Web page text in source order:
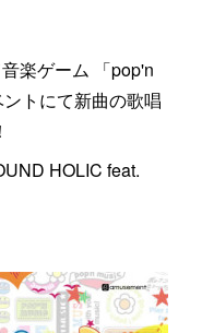
楽ゲーム 「pop'n
トにて新曲の歌唱
HOLIC feat.